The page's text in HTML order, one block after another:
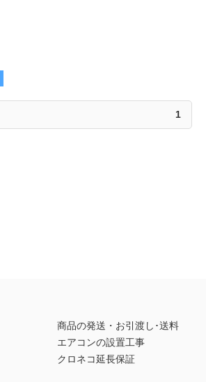
1
商品の発送・お引渡し･送料
エアコンの設置工事
クロネコ延長保証